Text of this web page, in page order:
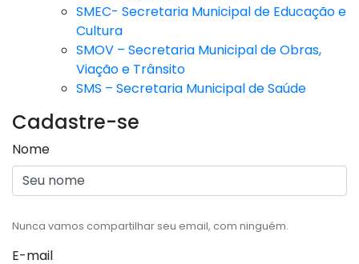
SMEC- Secretaria Municipal de Educação e
Cultura
SMOV – Secretaria Municipal de Obras,
Viação e Trânsito
SMS – Secretaria Municipal de Saúde
Cadastre-se
Nome
Nunca vamos compartilhar seu email, com ninguém.
E-mail